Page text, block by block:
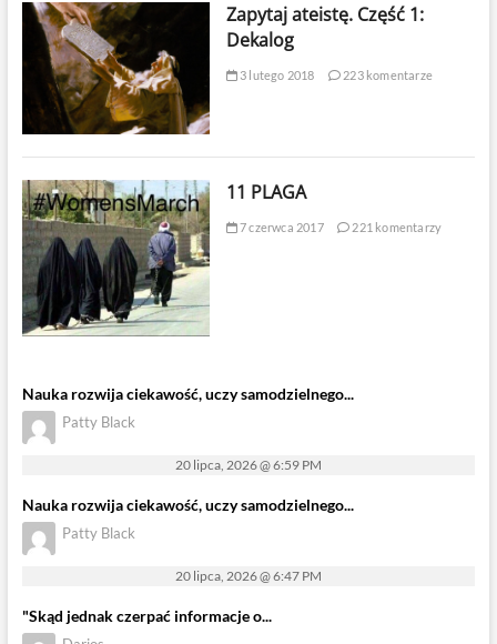
Zapytaj ateistę. Część 1:
Dekalog
3 lutego 2018 223 komentarze
11 PLAGA
7 czerwca 2017 221 komentarzy
Nauka rozwija ciekawość, uczy samodzielnego...
Patty Black
20 lipca, 2026 @ 6:59 PM
Nauka rozwija ciekawość, uczy samodzielnego...
Patty Black
20 lipca, 2026 @ 6:47 PM
"Skąd jednak czerpać informacje o...